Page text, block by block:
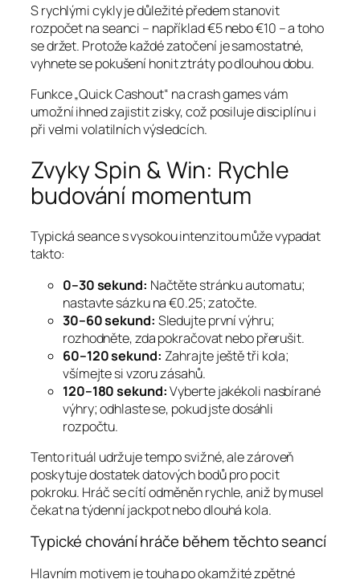
S rychlými cykly je důležité předem stanovit
rozpočet na seanci – například €5 nebo €10 – a toho
se držet. Protože každé zatočení je samostatné,
vyhnete se pokušení honit ztráty po dlouhou dobu.
Funkce „Quick Cashout“ na crash games vám
umožní ihned zajistit zisky, což posiluje disciplínu i
při velmi volatilních výsledcích.
Zvyky Spin & Win: Rychle
budování momentum
Typická seance s vysokou intenzitou může vypadat
takto:
0–30 sekund: Načtěte stránku automatu;
nastavte sázku na €0.25; zatočte.
30–60 sekund: Sledujte první výhru;
rozhodněte, zda pokračovat nebo přerušit.
60–120 sekund: Zahrajte ještě tři kola;
všímejte si vzoru zásahů.
120–180 sekund:Vyberte jakékoli nasbírané
výhry; odhlaste se, pokud jste dosáhli
rozpočtu.
Tento rituál udržuje tempo svižné, ale zároveň
poskytuje dostatek datových bodů pro pocit
pokroku. Hráč se cítí odměněn rychle, aniž by musel
čekat na týdenní jackpot nebo dlouhá kola.
Typické chování hráče během těchto seancí
Hlavním motivem je touha po okamžité zpětné